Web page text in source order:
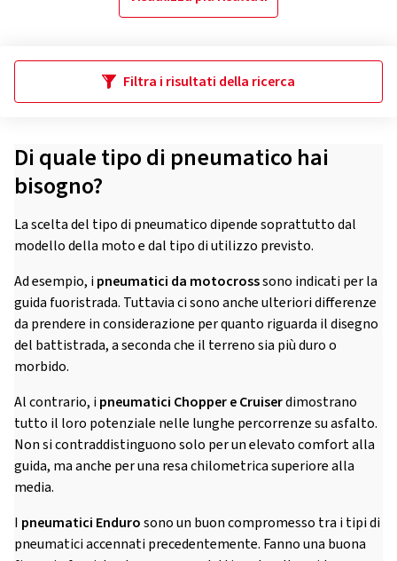
Filtra i risultati della ricerca
Di quale tipo di pneumatico hai
bisogno?
La scelta del tipo di pneumatico dipende soprattutto dal
modello della moto e dal tipo di utilizzo previsto.
Ad esempio, ipneumatici da motocrosssono indicati per la
guida fuoristrada. Tuttavia ci sono anche ulteriori differenze
da prendere in considerazione per quanto riguarda il disegno
del battistrada, a seconda che il terreno sia più duro o
morbido.
Al contrario, ipneumatici Chopper e Cruiserdimostrano
tutto il loro potenziale nelle lunghe percorrenze su asfalto.
Non si contraddistinguono solo per un elevato comfort alla
guida, ma anche per una resa chilometrica superiore alla
media.
I pneumatici Endurosono un buon compromesso tra i tipi di
pneumatici accennati precedentemente. Fanno una buona